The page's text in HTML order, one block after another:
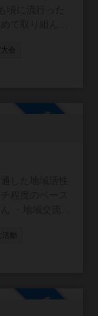
と、 あの当時
しなどな
会
エーターさん
動